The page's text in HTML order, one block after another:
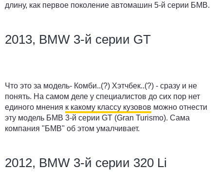
длину, как первое поколение автомашин 5-й серии БМВ.
2013, BMW 3-й серии GT
Что это за модель- Комби..(?) Хэтчбек..(?) - сразу и не
понять. На самом деле у специалистов до сих пор нет
единого мнения к какому классу кузовов можно отнести
эту модель БМВ 3-й серии GT (Gran Turismo). Сама
компания "БМВ" об этом умалчивает.
2012, BMW 3-й серии 320 Li